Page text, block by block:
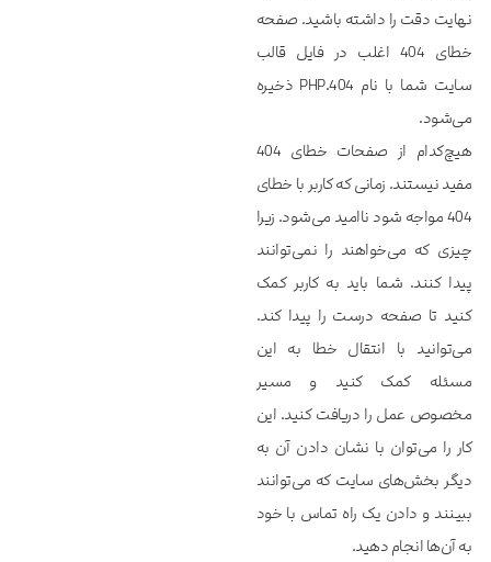
نهایت دقت را داشته باشید. صفحه
خطای 404 اغلب در فایل قالب
سایت شما با نام ‌404.PHP ذخیره
می‌شود.
هیچ‌کدام از صفحات خطای 404
مفید نیستند. زمانی که کاربر با خطای
404 مواجه شود ناامید می‌شود. زیرا
چیزی که می‌خواهند را نمی‌توانند
پیدا کنند. شما باید به کاربر کمک
کنید تا صفحه درست را پیدا کند.
می‌توانید با انتقال خطا به این
مسئله کمک کنید و مسیر
مخصوص عمل را دریافت کنید. این
کار را می‌توان با نشان دادن آن به
دیگر بخش‌های سایت که می‌توانند
ببینند و دادن یک راه تماس با خود
به آن‌‌‌‌‌ها انجام دهید.